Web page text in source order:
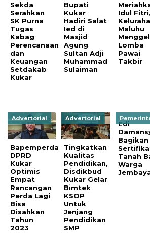
Sekda
Serahkan
SK Purna
Tugas
Kabag
Perencanaan
dan
Keuangan
Setdakab
Kukar
Bupati
Kukar
Hadiri Salat
Ied di
Masjid
Agung
Sultan Adji
Muhammad
Sulaiman
Idul Fitri,
Maluhu
Lomba
Pawai
Takbir
Advertorial
Bapemperda
DPRD
Kukar
Optimis
Empat
Rancangan
Perda Lagi
Bisa
Disahkan
Tahun
2023
Advertorial
Tingkatkan
Kualitas
Pendidikan,
Disdikbud
Kukar Gelar
Bimtek
KSOP
Untuk
Jenjang
Pendidikan
SMP
Edi
Bagikan
Tanah
Warga